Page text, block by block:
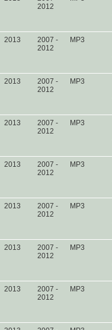
2012
2013
2007 -
2012
MP3
2013
2007 -
2012
MP3
2013
2007 -
2012
MP3
2013
2007 -
2012
MP3
2013
2007 -
2012
MP3
2013
2007 -
2012
MP3
2013
2007 -
2012
MP3